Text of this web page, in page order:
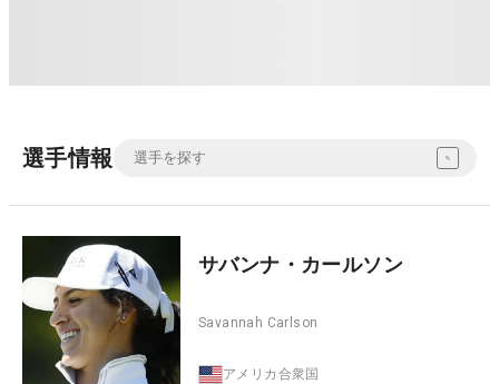
選手情報
サバンナ・カールソン
Savannah Carlson
アメリカ合衆国